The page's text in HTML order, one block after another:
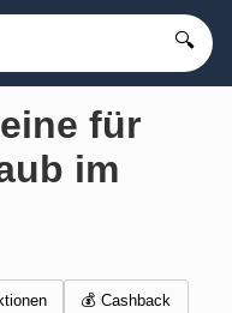
🔍
für
im
💰 Cashback